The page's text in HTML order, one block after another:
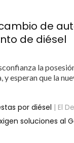
de
de diésel
la
esperan que la
por diésel | El
soluciones al